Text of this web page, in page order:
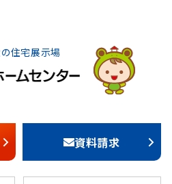
住宅展示場
資料請求